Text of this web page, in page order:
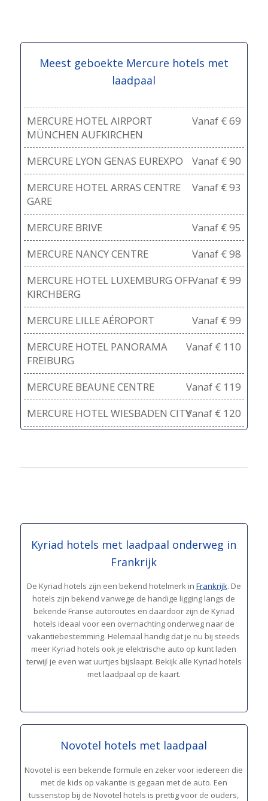
Meest geboekte Mercure hotels met
laadpaal
MERCURE HOTEL AIRPORT
MÜNCHEN AUFKIRCHEN
Vanaf € 69
MERCURE LYON GENAS EUREXPO
Vanaf € 90
MERCURE HOTEL ARRAS CENTRE
GARE
Vanaf € 93
MERCURE BRIVE
Vanaf € 95
MERCURE NANCY CENTRE
Vanaf € 98
MERCURE HOTEL LUXEMBURG OFF
KIRCHBERG
Vanaf € 99
MERCURE LILLE AÉROPORT
Vanaf € 99
MERCURE HOTEL PANORAMA
FREIBURG
Vanaf € 110
MERCURE BEAUNE CENTRE
Vanaf € 119
MERCURE HOTEL WIESBADEN CITYVanaf € 120
Kyriad hotels met laadpaal onderweg in
Frankrijk
De Kyriad hotels zijn een bekend hotelmerk in Frankrijk. De
hotels zijn bekend vanwege de handige ligging langs de
bekende Franse autoroutes en daardoor zijn de Kyriad
hotels ideaal voor een overnachting onderweg naar de
vakantiebestemming. Helemaal handig dat je nu bij steeds
meer Kyriad hotels ook je elektrische auto op kunt laden
terwijl je even wat uurtjes bijslaapt. Bekijk alle Kyriad hotels
met laadpaal op de kaart.
Novotel hotels met laadpaal
Novotel is een bekende formule en zeker voor iedereen die
met de kids op vakantie is gegaan met de auto. Een
tussenstop bij de Novotel hotels is prettig voor de ouders,